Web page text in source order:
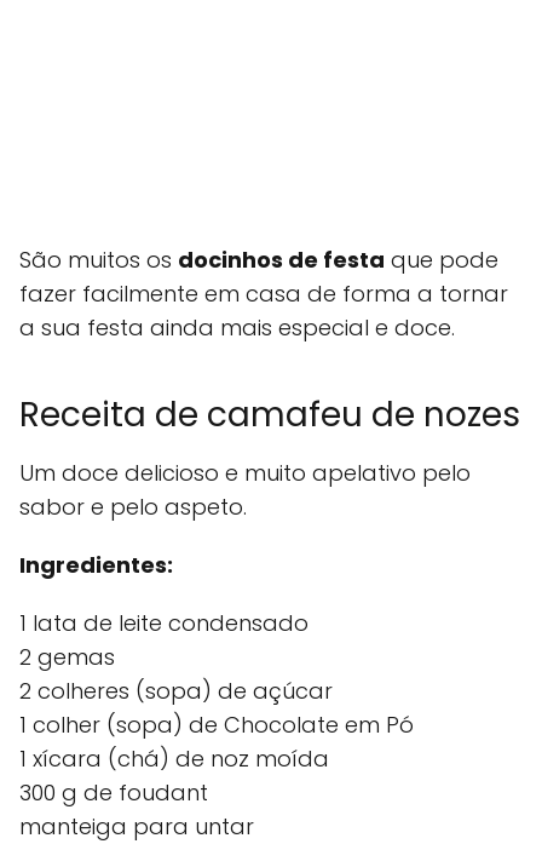
São muitos os docinhos de festa que pode
fazer facilmente em casa de forma a tornar
a sua festa ainda mais especial e doce.
Receita de camafeu de nozes
Um doce delicioso e muito apelativo pelo
sabor e pelo aspeto.
Ingredientes:
1 lata de leite condensado
2 gemas
2 colheres (sopa) de açúcar
1 colher (sopa) de Chocolate em Pó
1 xícara (chá) de noz moída
300 g de foudant
manteiga para untar